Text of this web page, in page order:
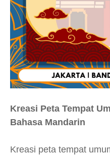
Kreasi Peta Tempat
Bahasa Mandarin
Kreasi peta tempat